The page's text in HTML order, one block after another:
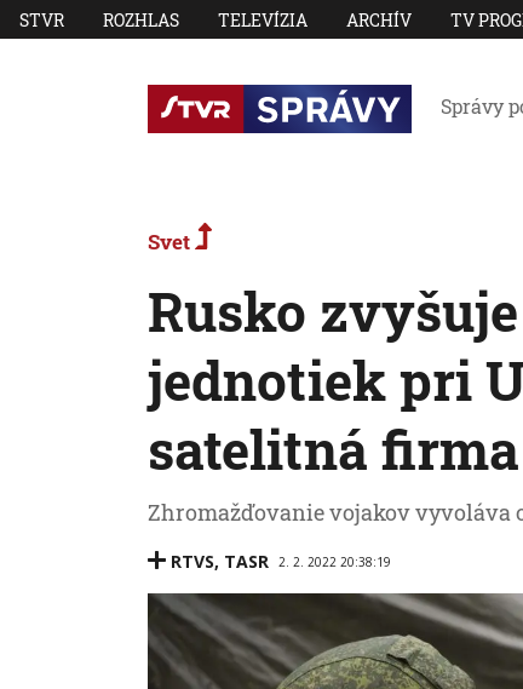
STVR ROZHLAS TELEVÍZIA ARCHÍV TV
Správy
Svet
Rusko
jednotiek pri
satelitná
Zhromažďovanie vojakov vyvoláva
RTVS, TASR 2. 2. 2022 20:38:19